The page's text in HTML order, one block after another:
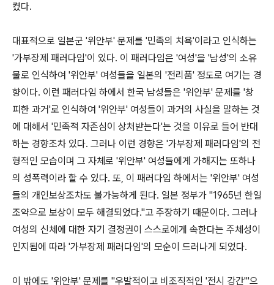
켰다.
대표적으로 일본군 '위안부' 문제를 '민족의 치욕'이라고 인식하는
'가부장제 패러다임'이 있다. 이 패러다임은 '여성'을 '남성'의 소유
물로 인식하여 '위안부' 여성들을 일본의 '전리품' 정도로 여기는 경
향이다. 이런 패러다임 하에서 한국 남성들은 '위안부' 문제를 '창
피한 과거'로 인식하여 '위안부' 여성들이 과거의 사실을 말하는 것
에 대해서 '민족적 자존심이 상처받는다'는 것을 이유로 들어 반대
하는 경향조차 있다. 그러나 이런 경향은 '가부장제 패러다임'의 전
형적인 모습이며 그 자체로 '위안부' 여성들에게 가해지는 또하나
의 성폭력이라 할 수 있다. 또, 이 패러다임 하에서는 '위안부' 여성
들의 개인보상조차도 불가능하게 된다. 일본 정부가 "1965년 한일
조약으로 보상이 모두 해결되었다."고 주장하기 때문이다. 그러나
여성의 신체에 대한 자기 결정권이 스스로에게 속한다는 주체성이
인지됨에 따라 '가부장제 패러다임'의 모순이 드러나게 되었다.
이 밖에도 '위안부' 문제를 "우발적이고 비조직적인 '전시 강간'"으